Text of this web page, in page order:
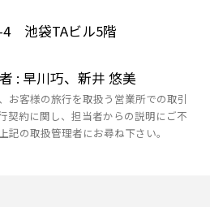
4 池袋TAビル5階
: 早川巧、新井 悠美
お客様の旅行を取扱う営業所での取引
契約に関し、担当者からの説明にご不
の取扱管理者にお尋ね下さい。